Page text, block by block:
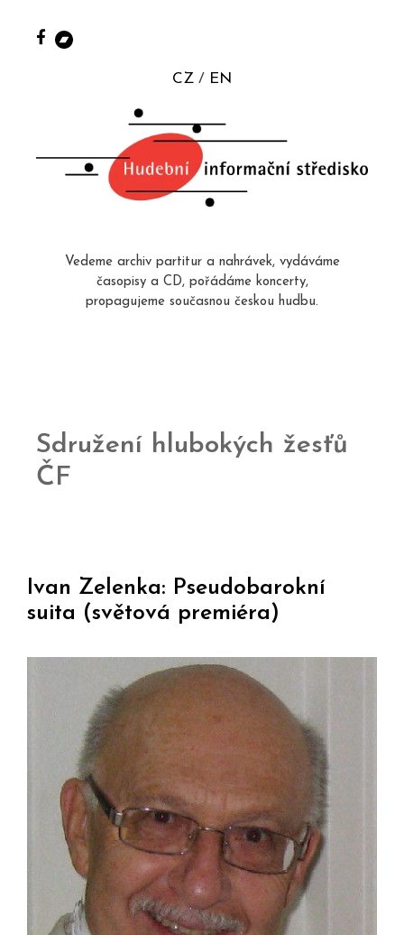
CZ EN
Vedeme archiv partitur a nahrávek, vydáváme
časopisy a CD, pořádáme koncerty,
propagujeme současnou českou hudbu.
Sdružení hlubokých žesťů
ČF
Ivan Zelenka: Pseudobarokní
suita (světová premiéra)